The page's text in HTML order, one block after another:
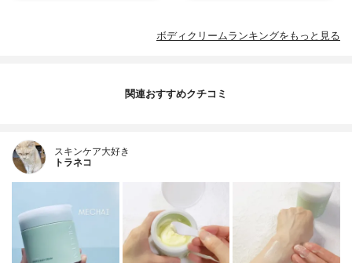
ボディクリームランキングをもっと見る
関連おすすめクチコミ
スキンケア大好き
トラネコ